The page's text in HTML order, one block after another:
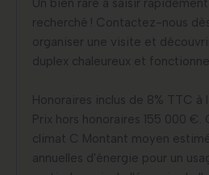
Un bien rare à saisir
recherché ! Contactez-nous
organiser une visite et
duplex chaleureux et
Honoraires inclus de 8% TTC à
Prix hors honoraires 155 000 €.
climat C Montant moyen
annuelles d'énergie pour un